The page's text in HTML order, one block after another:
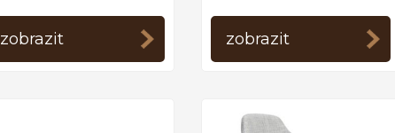
zobrazit zobrazit